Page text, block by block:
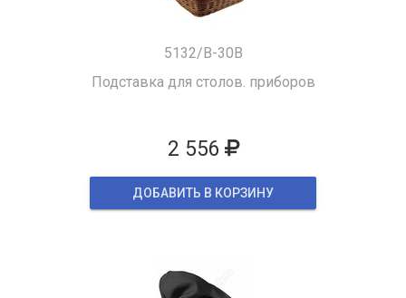
5132/B-30B
Подставка для столов. приборов
2 556
ДОБАВИТЬ В КОРЗИНУ